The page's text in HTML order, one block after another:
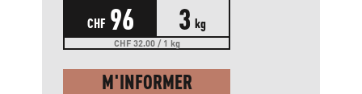
CHF 96 3 kg
CHF 32.00 / 1 kg
M'INFORMER